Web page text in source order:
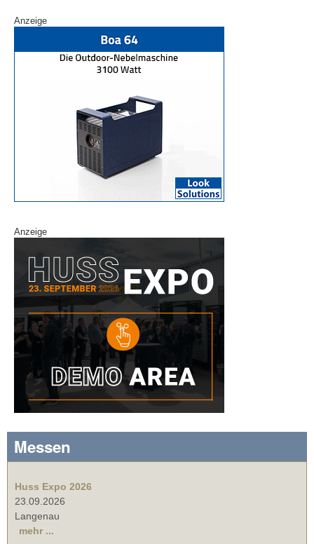
Anzeige
Anzeige
Messen
Huss Expo 2026
23.09.2026
Langenau
mehr ...